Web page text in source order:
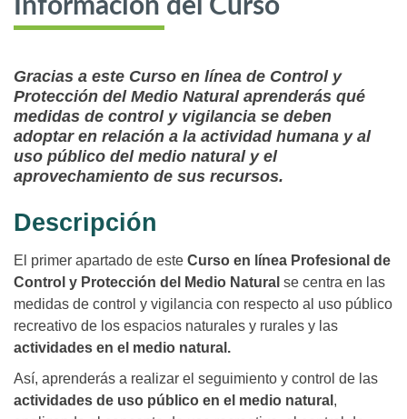
Información del Curso
Gracias a este Curso en línea de Control y
Protección del Medio Natural aprenderás qué
medidas de control y vigilancia se deben
adoptar en relación a la actividad humana y al
uso público del medio natural y el
aprovechamiento de sus recursos.
Descripción
El primer apartado de este Curso en línea Profesional de
Control y Protección del Medio Natural se centra en las
medidas de control y vigilancia con respecto al uso público
recreativo de los espacios naturales y rurales y las
actividades en el medio natural.
Así, aprenderás a realizar el seguimiento y control de las
actividades de uso público en el medio natural ,